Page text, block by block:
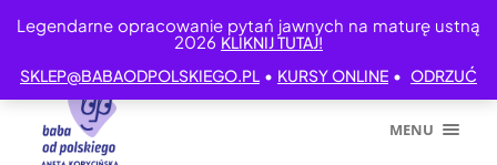
Legendarne opracowanie pytań jawnych na maturę ustną
2026 KLIKNIJ TUTAJ!
SKLEP@BABAODPOLSKIEGO.PL • KURSY ONLINE • ODRZUĆ
MENU